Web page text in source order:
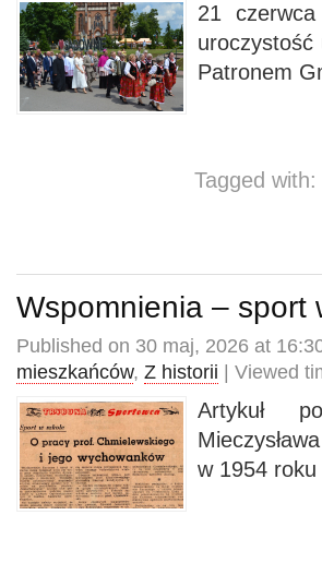
21
uroczystość
Patronem
Tagged with:
Wspomnienia – sport
Published on 30 maj, 2026 at
mieszkańców, Z historii | Viewed
Artykuł
w 1954